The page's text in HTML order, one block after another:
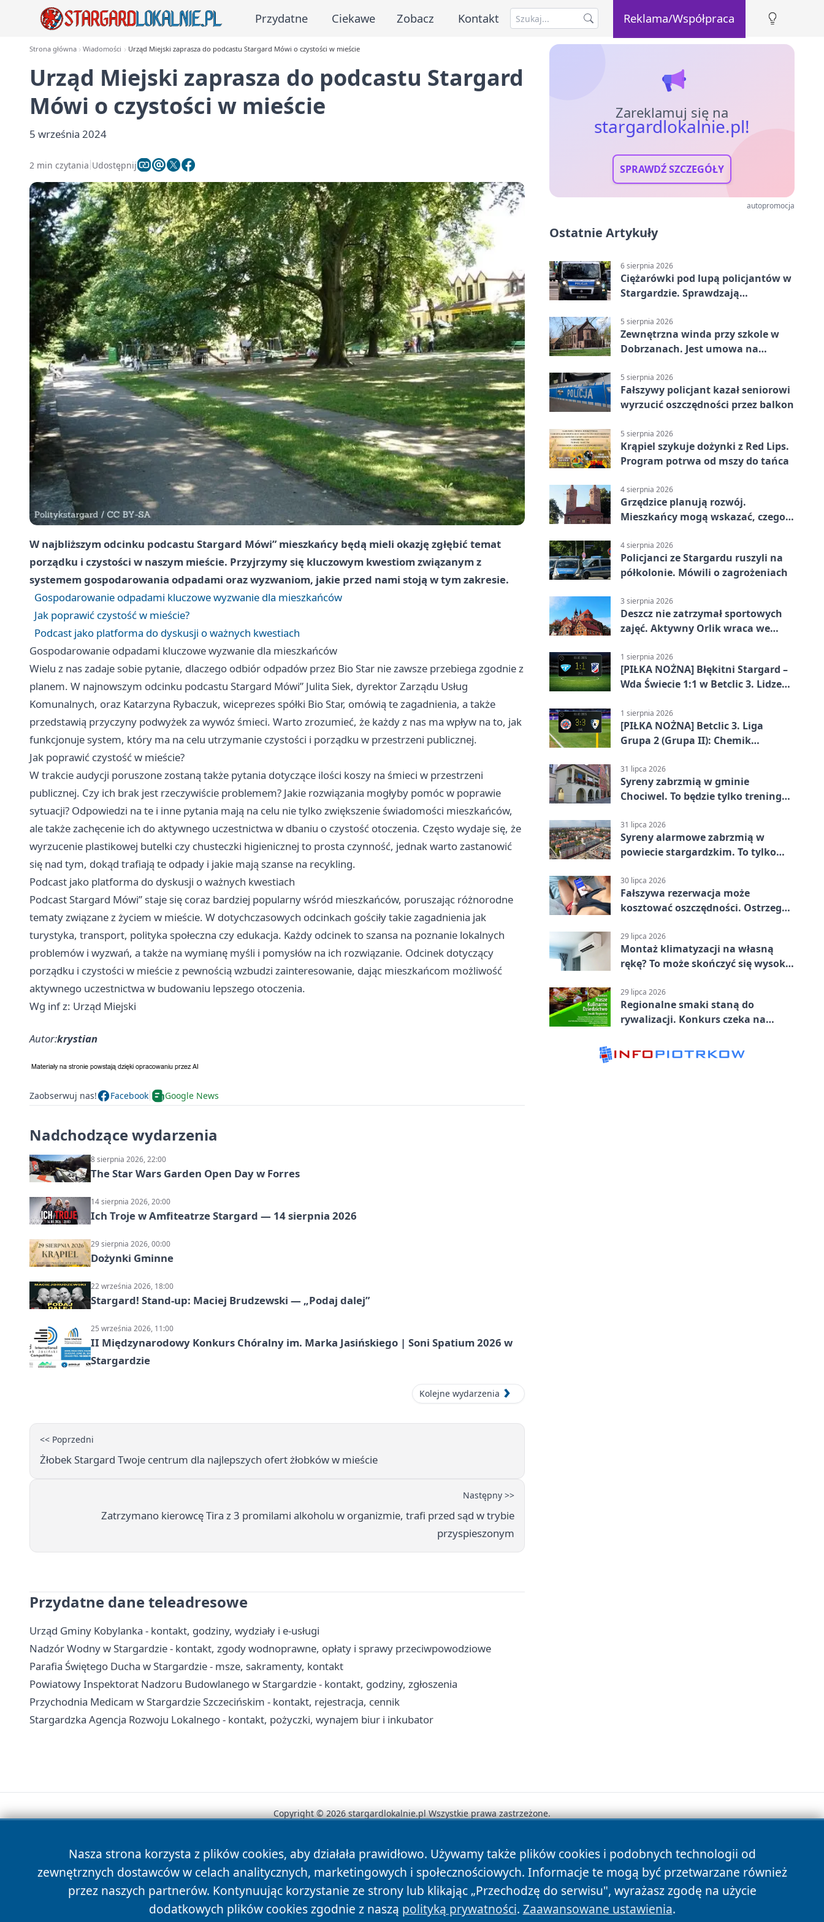
Przydatne Ciekawe Zobacz Kontakt Reklama/Współpraca
Strona główna Wiadomości Urząd Miejski zaprasza do podcastu Stargard Mówi o czystości w mieście
Urząd Miejski zaprasza do podcastu Stargard
Mówi o czystości w mieście
5 września 2024
2 min czytania Udostępnij
W najbliższym odcinku podcastu Stargard Mówi” mieszkańcy będą mieli okazję zgłębić temat
porządku i czystości w naszym mieście. Przyjrzymy się kluczowym kwestiom związanym z
systemem gospodarowania odpadami oraz wyzwaniom, jakie przed nami stoją w tym zakresie.
Gospodarowanie odpadami kluczowe wyzwanie dla mieszkańców
Jak poprawić czystość w mieście?
Podcast jako platforma do dyskusji o ważnych kwestiach
Gospodarowanie odpadami kluczowe wyzwanie dla mieszkańców
Wielu z nas zadaje sobie pytanie, dlaczego odbiór odpadów przez Bio Star nie zawsze przebiega zgodnie z
planem. W najnowszym odcinku podcastu Stargard Mówi” Julita Siek, dyrektor Zarządu Usług
Komunalnych, oraz Katarzyna Rybaczuk, wiceprezes spółki Bio Star, omówią te zagadnienia, a także
przedstawią przyczyny podwyżek za wywóz śmieci. Warto zrozumieć, że każdy z nas ma wpływ na to, jak
funkcjonuje system, który ma na celu utrzymanie czystości i porządku w przestrzeni publicznej.
Jak poprawić czystość w mieście?
W trakcie audycji poruszone zostaną także pytania dotyczące ilości koszy na śmieci w przestrzeni
publicznej. Czy ich brak jest rzeczywiście problemem? Jakie rozwiązania mogłyby pomóc w poprawie
sytuacji? Odpowiedzi na te i inne pytania mają na celu nie tylko zwiększenie świadomości mieszkańców,
ale także zachęcenie ich do aktywnego uczestnictwa w dbaniu o czystość otoczenia. Często wydaje się, że
wyrzucenie plastikowej butelki czy chusteczki higienicznej to prosta czynność, jednak warto zastanowić
się nad tym, dokąd trafiają te odpady i jakie mają szanse na recykling.
Podcast jako platforma do dyskusji o ważnych kwestiach
PodcastStargard Mówi” staje się coraz bardziej popularny wśród mieszkańców, poruszając różnorodne
tematy związane z życiem w mieście. W dotychczasowych odcinkach gościły takie zagadnienia jak
turystyka, transport, polityka społeczna czy edukacja. Każdy odcinek to szansa na poznanie lokalnych
problemów i wyzwań, a także na wymianę myśli i pomysłów na ich rozwiązanie. Odcinek dotyczący
porządku i czystości w mieście z pewnością wzbudzi zainteresowanie, dając mieszkańcom możliwość
aktywnego uczestnictwa w budowaniu lepszego otoczenia.
Wg inf z: Urząd Miejski
Autor:krystian
Zaobserwuj nas! Facebook Google News
Nadchodzące wydarzenia
8 sierpnia 2026, 22:00
The Star Wars Garden Open Day w Forres
14 sierpnia 2026, 20:00
Ich Troje w Amfiteatrze Stargard — 14 sierpnia 2026
29 sierpnia 2026, 00:00
Dożynki Gminne
22 września 2026, 18:00
Stargard! Stand-up: Maciej Brudzewski — „Podaj dalej”
25 września 2026, 11:00
II Międzynarodowy Konkurs Chóralny im. Marka Jasińskiego | Soni Spatium 2026 w
Stargardzie
Kolejne wydarzenia
<< Poprzedni
Żłobek Stargard Twoje centrum dla najlepszych ofert żłobków w mieście
Następny >>
Zatrzymano kierowcę Tira z 3 promilami alkoholu w organizmie, trafi przed sąd w trybie
przyspieszonym
Przydatne dane teleadresowe
Urząd Gminy Kobylanka - kontakt, godziny, wydziały i e-usługi
Nadzór Wodny w Stargardzie - kontakt, zgody wodnoprawne, opłaty i sprawy przeciwpowodziowe
Parafia Świętego Ducha w Stargardzie - msze, sakramenty, kontakt
Powiatowy Inspektorat Nadzoru Budowlanego w Stargardzie - kontakt, godziny, zgłoszenia
Przychodnia Medicam w Stargardzie Szczecińskim - kontakt, rejestracja, cennik
Stargardzka Agencja Rozwoju Lokalnego - kontakt, pożyczki, wynajem biur i inkubator
Zareklamuj się na
stargardlokalnie.pl!
SPRAWDŹ SZCZEGÓŁY
autopromocja
Ostatnie Artykuły
6 sierpnia 2026
Ciężarówki pod lupą policjantów w
Stargardzie. Sprawdzają
5 sierpnia 2026
Zewnętrzna winda przy szkole w
Dobrzanach. Jest umowa na
5 sierpnia 2026
Fałszywy policjant kazał seniorowi
wyrzucić oszczędności przez balkon
5 sierpnia 2026
Krąpiel szykuje dożynki z Red Lips.
Program potrwa od mszy do tańca
4 sierpnia 2026
Grzędzice planują rozwój.
Mieszkańcy mogą wskazać, czego
4 sierpnia 2026
Policjanci ze Stargardu ruszyli na
półkolonie. Mówili o zagrożeniach
3 sierpnia 2026
Deszcz nie zatrzymał sportowych
zajęć. Aktywny Orlik wraca we
1 sierpnia 2026
[PIŁKA NOŻNA] Błękitni Stargard –
Wda Świecie 1:1 w Betclic 3. Lidze
1 sierpnia 2026
[PIŁKA NOŻNA] Betclic 3. Liga
Grupa 2 (Grupa II): Chemik
Stargard 3:3
31 lipca 2026
Syreny zabrzmią w gminie
Chociwel. To będzie tylko trening
31 lipca 2026
Syreny alarmowe zabrzmią w
powiecie stargardzkim. To tylko
30 lipca 2026
Fałszywa rezerwacja może
kosztować oszczędności. Ostrzega
29 lipca 2026
Montaż klimatyzacji na własną
rękę? To może skończyć się wysoką
29 lipca 2026
Regionalne smaki staną do
rywalizacji. Konkurs czeka na
Nasza strona korzysta z plików cookies, aby działała prawidłowo. Używamy także plików cookies i podobnych technologii od
zewnętrznych dostawców w celach analitycznych, marketingowych i społecznościowych. Informacje te mogą być przetwarzane również
przez naszych partnerów. Kontynuując korzystanie ze strony lub klikając „Przechodzę do serwisu", wyrażasz zgodę na użycie
dodatkowych plików cookies zgodnie z naszą polityką prywatności. Zaawansowane ustawienia.
Copyright © 2026 stargardlokalnie.pl Wszystkie prawa zastrzeżone.
News Autorzy Polityka Prywatności Polityka Cookies